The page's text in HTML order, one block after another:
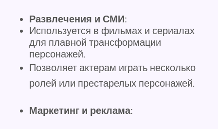
Развлечения и СМИ:
Используется в фильмах и сериалах
для плавной трансформации
персонажей.
Позволяет актерам играть несколько
ролей или престарелых персонажей.
Маркетинг и реклама: